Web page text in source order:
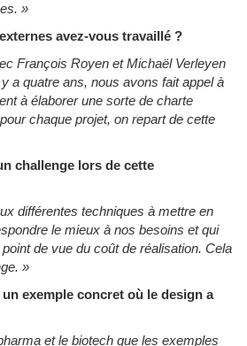
»
avez-vous travaillé ?
François Royen et Michaël Verleyen
a quatre ans, nous avons fait appel à
à élaborer une sorte de charte
chaque projet, on repart de cette
challenge lors de cette
différentes techniques à mettre en
le mieux à nos besoins et qui
de vue du coût de réalisation. Cela
»
exemple concret où le design a
et le biotech que les exemples